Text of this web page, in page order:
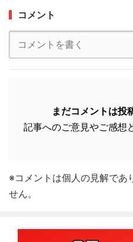
コメント
まだコメントは投
記事へのご意見やご感想
※コメントは個人の見解であ
せん。